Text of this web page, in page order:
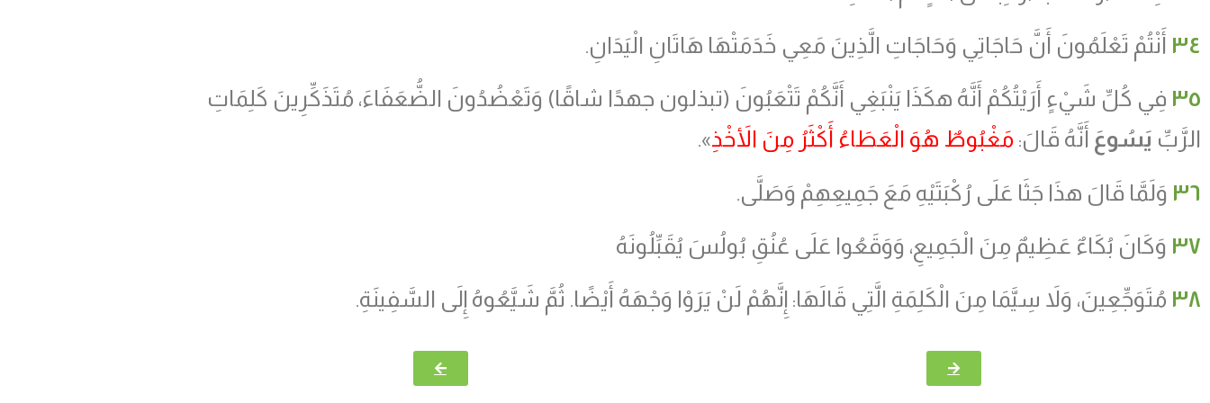
٣٤ أَنْتُمْ تَعْلَمُونَ أَنَّ حَاجَاتِي وَحَاجَاتِ الَّذِينَ مَعِي خَدَمَتْهَا هَاتَانِ الْيَدَانِ.
٣٥ فِي كُلِّ شَيْءٍ أَرَيْتُكُمْ أَنَّهُ هكَذَا يَنْبَغِي أَنَّكُمْ تَتْعَبُونَ (تبذلون جهدًا شاقًا) وَتَعْضُدُونَ الضُّعَفَاءَ، مُتَذَكِّرِينَ كَلِمَاتِ
الرَّبِّ يَسُوعَ أَنَّهُ قَالَ: مَغْبُوطٌ هُوَ الْعَطَاءُ أَكْثَرُ مِنَ الأَخْذِ».
٣٦ وَلَمَّا قَالَ هذَا جَثَا عَلَى رُكْبَتَيْهِ مَعَ جَمِيعِهِمْ وَصَلَّى.
٣٧ وَكَانَ بُكَاءٌ عَظِيمٌ مِنَ الْجَمِيعِ، وَوَقَعُوا عَلَى عُنُقِ بُولُسَ يُقَبِّلُونَهُ
٣٨ مُتَوَجِّعِينَ، وَلاَ سِيَّمَا مِنَ الْكَلِمَةِ الَّتِي قَالَهَا: إِنَّهُمْ لَنْ يَرَوْا وَجْهَهُ أَيْضًا. ثُمَّ شَيَّعُوهُ إِلَى السَّفِينَةِ.